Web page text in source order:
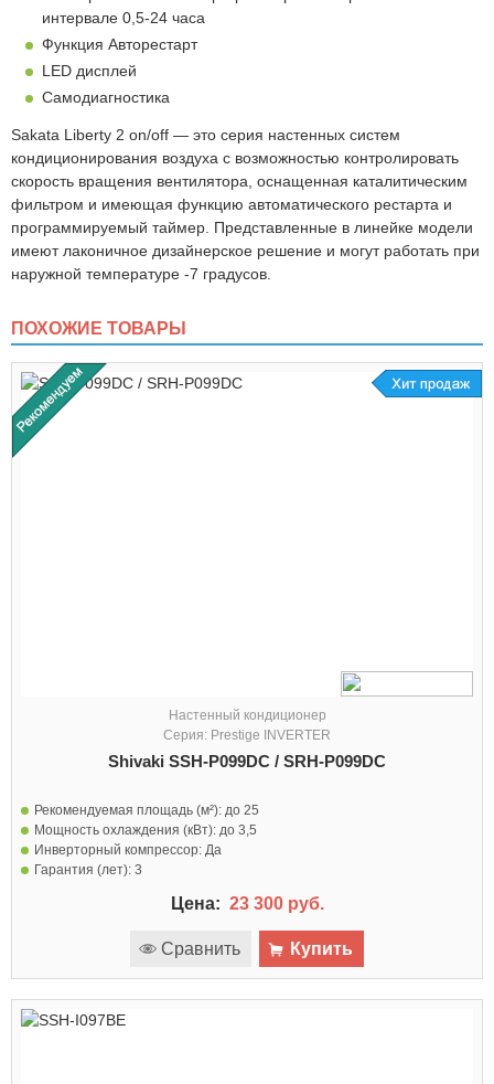
интервале 0,5-24 часа
Функция Авторестарт
LED дисплей
Самодиагностика
Sakata Liberty 2 on/off — это серия настенных систем
кондиционирования воздуха с возможностью контролировать
скорость вращения вентилятора, оснащенная каталитическим
фильтром и имеющая функцию автоматического рестарта и
программируемый таймер. Представленные в линейке модели
имеют лаконичное дизайнерское решение и могут работать при
наружной температуре -7 градусов.
ПОХОЖИЕ ТОВАРЫ
Настенный кондиционер
Серия: Prestige INVERTER
Shivaki SSH-P099DC / SRH-P099DC
Рекомендуемая площадь (м²): до 25
Мощность охлаждения (кВт): до 3,5
Инверторный компрессор: Да
Гарантия (лет): 3
Цена: 23 300 руб.
Сравнить Купить